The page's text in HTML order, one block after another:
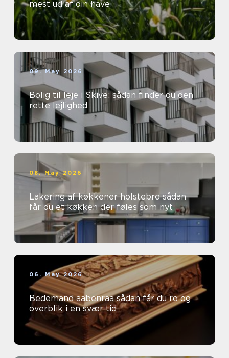
mest ud af din have
09. May 2026
Bolig til leje i Skive: sådan finder du den
rette lejlighed
08. May 2026
Lakering af køkkener holstebro sådan
får du et køkken der føles som nyt
06. May 2026
Bedemand aabenraa sådan får du ro og
overblik i en svær tid